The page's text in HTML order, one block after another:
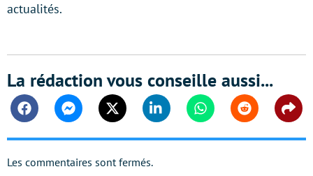
actualités.
La rédaction vous conseille aussi...
FacebookMessengerTwitter Linkedin WhatsappReddit
Les commentaires sont fermés.